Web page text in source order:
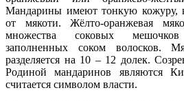
Мандарины имеют тонкую кожуру,
от мякоти. Жёлто-оранжевая
множества соковых
заполненных соком волосков.
разделяется на 10 – 12 долек.
Родиной мандаринов являются
считается символом власти.